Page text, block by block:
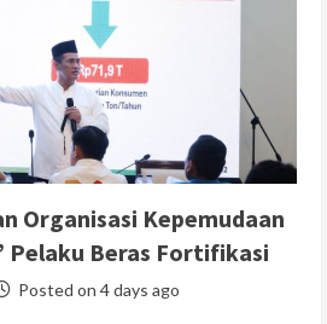
Organisasi Kepemudaan
Pelaku Beras Fortifikasi
Posted on 4 days ago